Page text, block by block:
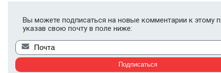
Вы можете подписаться на новые комментарии к этому
указав свою почту в поле ниже: